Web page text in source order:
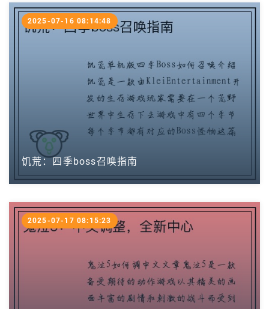
饥荒：四季boss召唤指南
2025-07-16 08:14:48
2025-07-17 08:15:23